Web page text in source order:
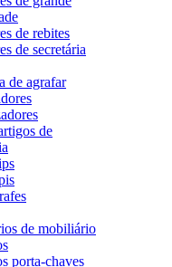
de rebites
de secretária
de agrafar
de
de mobiliário
porta-chaves